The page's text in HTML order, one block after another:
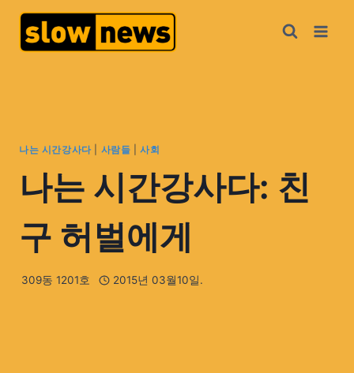
나는 시간강사다| 사람들 |사회
나는 시간강사다: 친
구 허벌에게
309동 1201호 2015년 03월10일.